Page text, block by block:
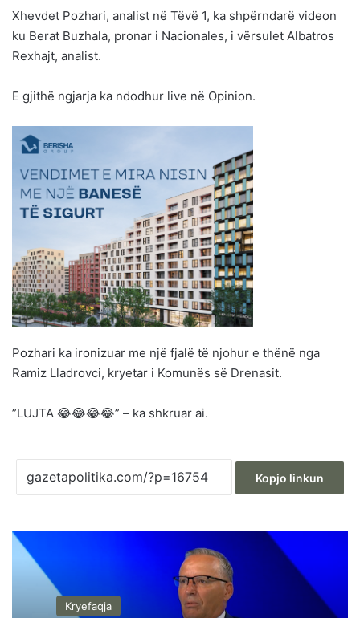
Xhevdet Pozhari, analist në Tëvë 1, ka shpërndarë videon
ku Berat Buzhala, pronar i Nacionales, i vërsulet Albatros
Rexhajt, analist.
E gjithë ngjarja ka ndodhur live në Opinion.
Pozhari ka ironizuar me një fjalë të njohur e thënë nga
Ramiz Lladrovci, kryetar i Komunës së Drenasit.
”LUJTA 😂😂😂😂” – ka shkruar ai.
Kopjo linkun
Kryefaqja